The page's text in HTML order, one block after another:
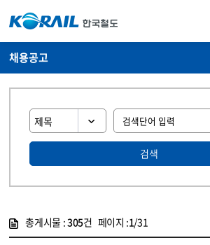
채용공고
검색
총게시물 :305건 페이지 :1/31